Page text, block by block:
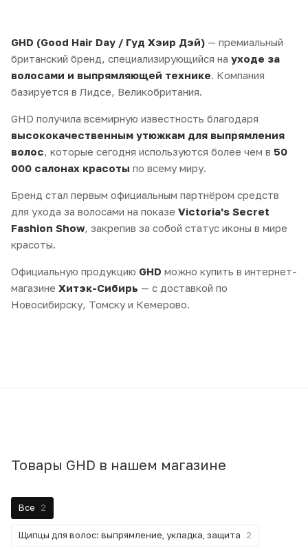
GHD (Good Hair Day / Гуд Хэир Дэй) — премиальный
британский бренд, специализирующийся на уходе за
волосами и выпрямляющей технике. Компания
базируется в Лидсе, Великобритания.
GHD получила всемирную известность благодаря
высококачественным утюжкам для выпрямления
волос, которые сегодня используются более чем в 50
000 салонах красоты по всему миру.
Бренд стал первым официальным партнёром средств
для ухода за волосами на показе Victoria's Secret
Fashion Show, закрепив за собой статус иконы в мире
красоты.
Официальную продукцию GHD можно купить в интернет-
магазине Хитэк-Сибирь — с доставкой по
Новосибирску, Томску и Кемерово.
Товары GHD в нашем магазине
Все 2
Щипцы для волос: выпрямление, укладка, защита 2